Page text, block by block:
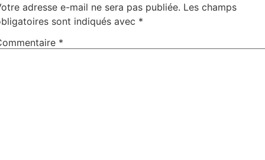
adresse e-mail ne sera pas publiée. Les champs
sont indiqués avec *
*